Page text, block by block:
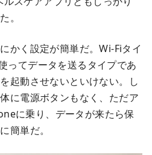
。
かく設定が簡単だ。Wi-Fiタイ
ってデータを送るタイプであ
起動させないといけない。し
に電源ボタンもなく、ただア
に乗り、データが来たら保
簡単だ。